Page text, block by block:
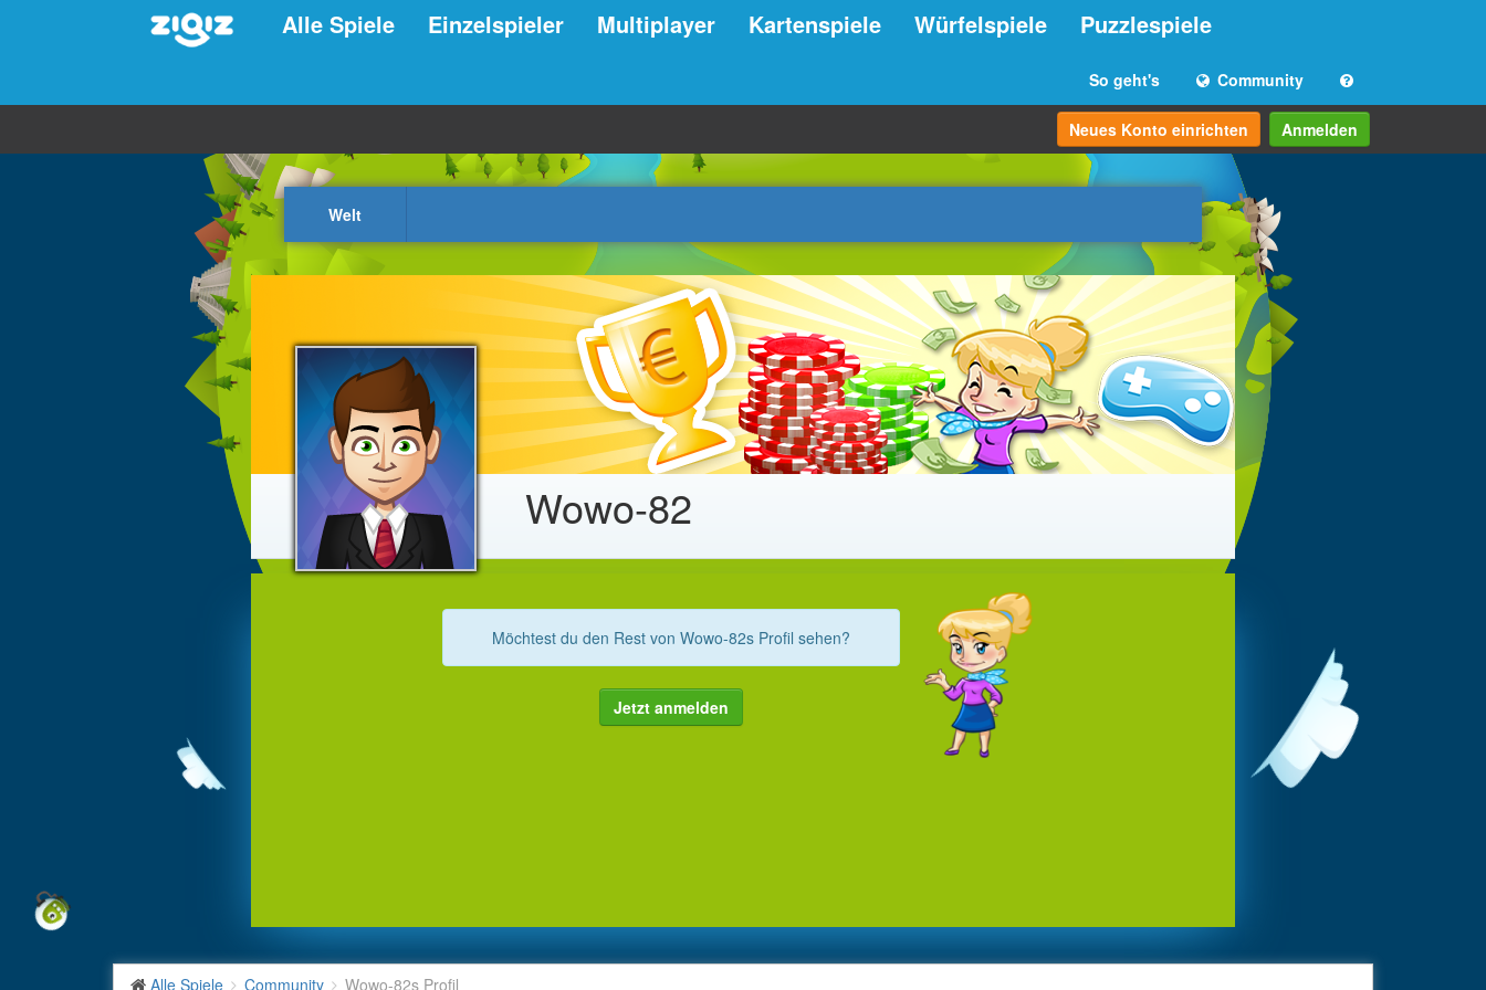
Alle Spiele Einzelspieler Multiplayer Kartenspiele Würfelspiele Puzzlespiele
So geht's Community
Neues Konto einrichten Anmelden
Welt
Wowo-82
Möchtest du den Rest von Wowo-82s Profil sehen?
Jetzt anmelden
Alle Spiele Community Wowo-82s Profil